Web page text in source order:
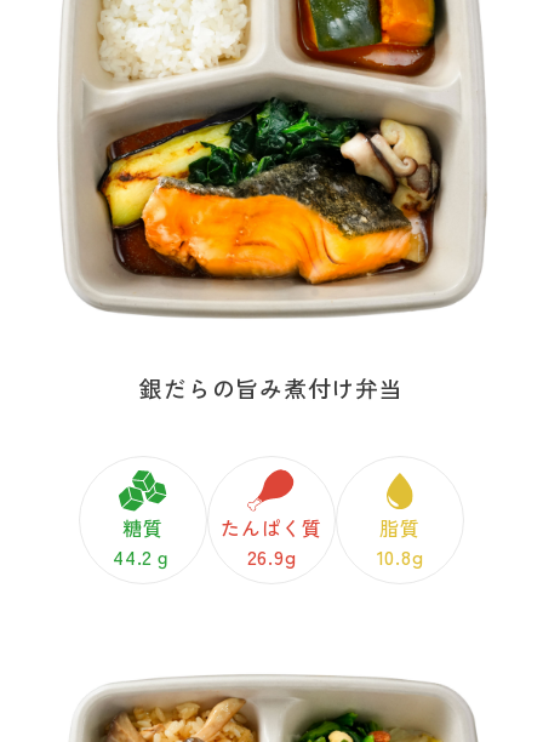
銀だらの旨み煮付け弁当
糖質
44.2ｇ
たんぱく質
26.9g
脂質
10.8g